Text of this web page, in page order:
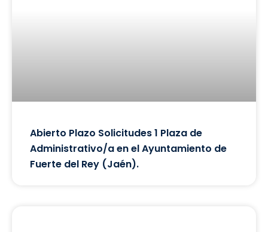
Abierto Plazo Solicitudes 1 Plaza de
Administrativo/a en el Ayuntamiento de
Fuerte del Rey (Jaén).